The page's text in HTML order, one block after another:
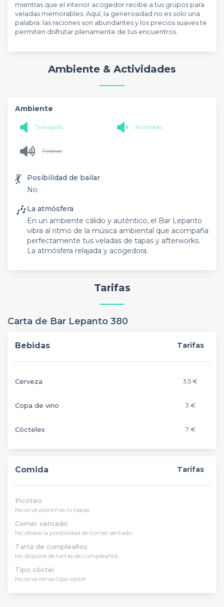
mientras que el interior acogedor recibe a tus grupos para
veladas memorables. Aquí, la generosidad no es solo una
palabra: las raciones son abundantes y los precios suaves te
permiten disfrutar plenamente de tus encuentros.
Ambiente & Actividades
Ambiente
Tranquilo Animado
Festivo
💃
Posibilidad de bailar
No
🎶La atmósfera
En un ambiente cálido y auténtico, el Bar Lepanto
vibra al ritmo de la música ambiental que acompaña
perfectamente tus veladas de tapas y afterworks.
La atmósfera relajada y acogedora.
Tarifas
Carta de Bar Lepanto 380
Bebidas Tarifas
Cerveza 3,5 €
Copa de vino 3 €
Cócteles 7 €
Comida Tarifas
Picoteo
No sirve planchas ni tapas
Comer sentado
No ofrece la posibilidad de comer sentado
Tarta de cumpleaños
No dispone de tartas de cumpleaños
Tipo cóctel
No sirve cenas tipo cóctel